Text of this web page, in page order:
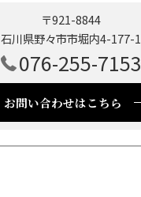
〒921-8844
石川県野々市市堀内4-177-1
076-255-7153
お問い合わせはこちら